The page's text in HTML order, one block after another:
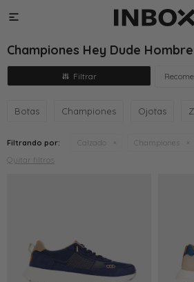

Championes Hey Dude Hombre
Botas Championes Ojotas
Filtrando por: Calzado Championes
Quitar filtros